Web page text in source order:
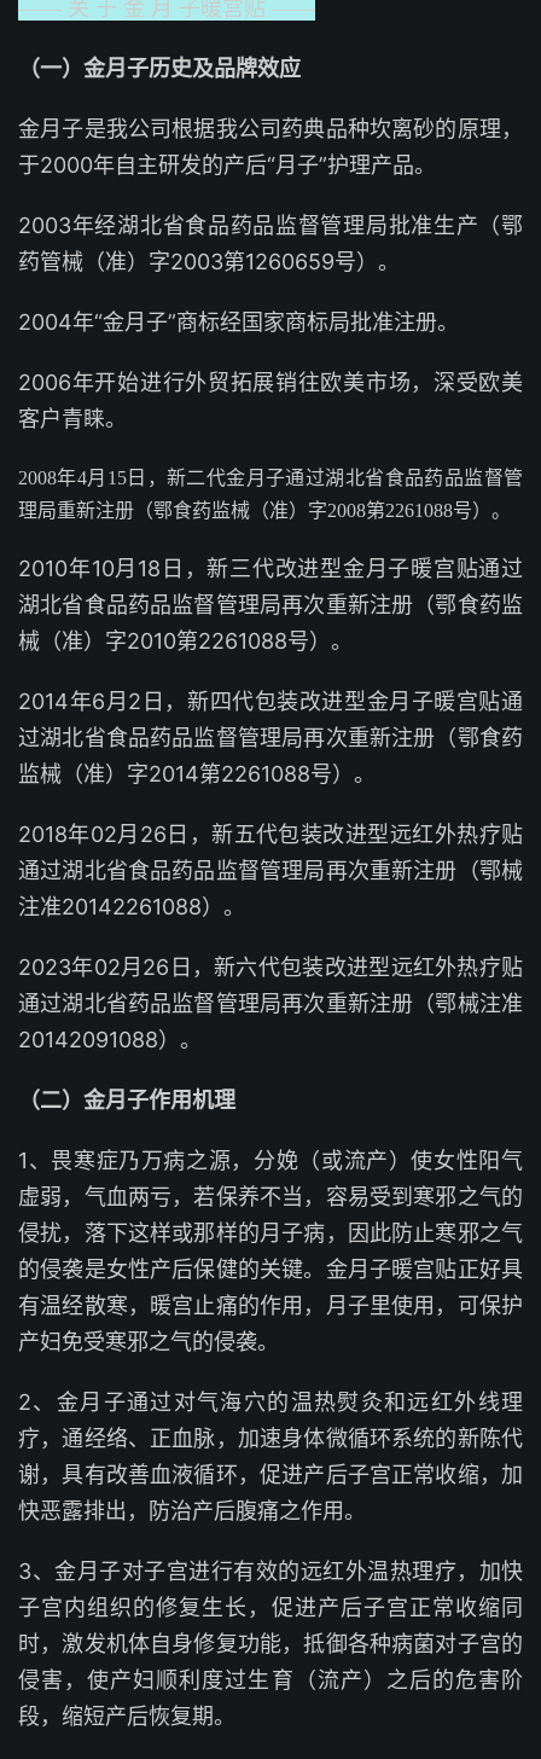
—— 关 于 金 月 子暖宫贴 ——
（一）金月子历史及品牌效应
金月子是我公司根据我公司药典品种坎离砂的原理，
于2000年自主研发的产后“月子”护理产品。
2003年经湖北省食品药品监督管理局批准生产（鄂
药管械（准）字2003第1260659号）。
2004年“金月子”商标经国家商标局批准注册。
2006年开始进行外贸拓展销往欧美市场，深受欧美
客户青睐。
2008年4月15日， 新二代金月子通过湖北省食品药品监督管
理局重新注册（鄂食药监械（准）字2008第2261088号）。
2010年10月18日，新三代改进型金月子暖宫贴通过
湖北省食品药品监督管理局再次重新注册（鄂食药监
械（准）字2010第2261088号）。
2014年6月2日，新四代包装改进型金月子暖宫贴通
过湖北省食品药品监督管理局再次重新注册（鄂食药
监械（准）字2014第2261088号）。
2018年02月26日，新五代包装改进型远红外热疗贴
通过湖北省食品药品监督管理局再次重新注册（鄂械
注准20142261088）。
2023年02月26日，新六代包装改进型远红外热疗贴
通过湖北省药品监督管理局再次重新注册（鄂械注准
20142091088）。
（二）金月子作用机理
1、畏寒症乃万病之源，分娩（或流产）使女性阳气
虚弱，气血两亏，若保养不当，容易受到寒邪之气的
侵扰，落下这样或那样的月子病，因此防止寒邪之气
的侵袭是女性产后保健的关键。金月子暖宫贴正好具
有温经散寒，暖宫止痛的作用，月子里使用，可保护
产妇免受寒邪之气的侵袭。
2、金月子通过对气海穴的温热熨灸和远红外线理
疗，通经络、正血脉，加速身体微循环系统的新陈代
谢，具有改善血液循环，促进产后子宫正常收缩，加
快恶露排出，防治产后腹痛之作用。
3、金月子对子宫进行有效的远红外温热理疗，加快
子宫内组织的修复生长，促进产后子宫正常收缩同
时，激发机体自身修复功能，抵御各种病菌对子宫的
侵害，使产妇顺利度过生育（流产）之后的危害阶
段，缩短产后恢复期。